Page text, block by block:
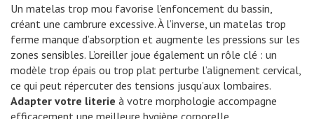
Un matelas trop mou favorise l’enfoncement du bassin,
créant une cambrure excessive. À l’inverse, un matelas trop
ferme manque d’absorption et augmente les pressions sur les
zones sensibles. L’oreiller joue également un rôle clé : un
modèle trop épais ou trop plat perturbe l’alignement cervical,
ce qui peut répercuter des tensions jusqu’aux lombaires.
Adapter votre literie à votre morphologie accompagne
efficacement une meilleure hygiène corporelle.